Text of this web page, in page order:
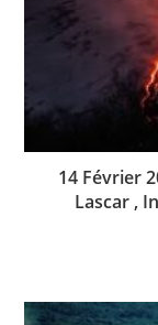
14 Février
Lascar ,